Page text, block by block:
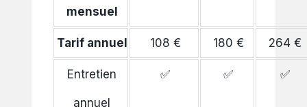
mensuel
Tarif annuel 108 € 180 € 264 €
Entretien
annuel
✅ ✅ ✅